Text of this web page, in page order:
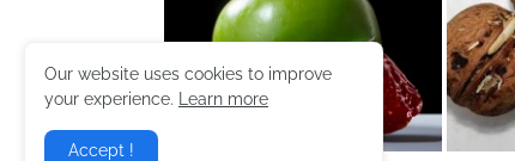
Our website uses cookies to improve
your experience.
Learn more
Accept !